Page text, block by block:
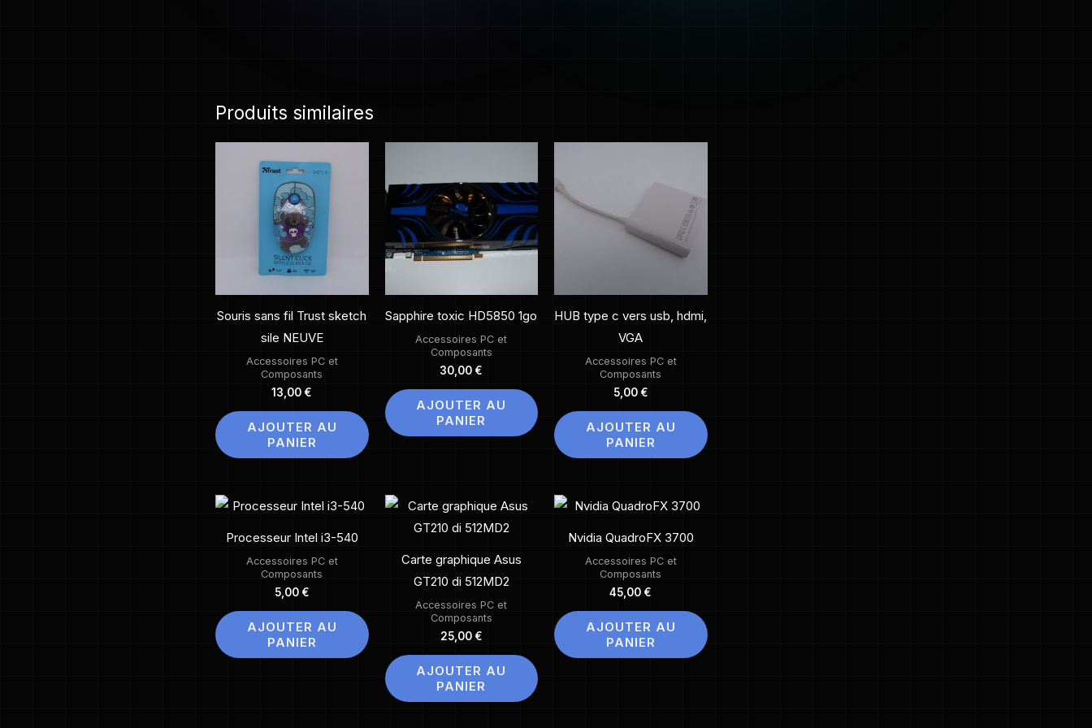
Produits similaires
Souris sans fil Trust sketch
sile NEUVE
Accessoires PC et
Composants
13,00 €
AJOUTER AU
PANIER
Sapphire toxic HD5850 1go
Accessoires PC et
Composants
30,00 €
AJOUTER AU
PANIER
HUB type c vers usb, hdmi,
VGA
Accessoires PC et
Composants
5,00 €
AJOUTER AU
PANIER
Processeur Intel i3-540
Accessoires PC et
Composants
5,00 €
AJOUTER AU
PANIER
Carte graphique Asus
GT210 di 512MD2
Accessoires PC et
Composants
25,00 €
AJOUTER AU
PANIER
Nvidia QuadroFX 3700
Accessoires PC et
Composants
45,00 €
AJOUTER AU
PANIER